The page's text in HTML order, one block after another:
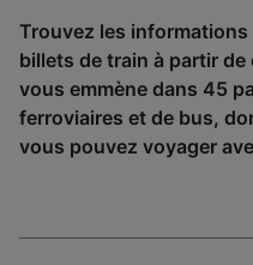
Trouvez les
billets de train à partir
vous emmène dans 45
ferroviaires et de bus,
vous pouvez voyager